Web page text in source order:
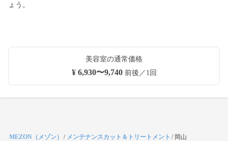
ょう。
美容室の通常価格
¥ 6,930〜9,740前後／1回
MEZON（メゾン） / メンテナンスカット＆トリートメント / 岡山